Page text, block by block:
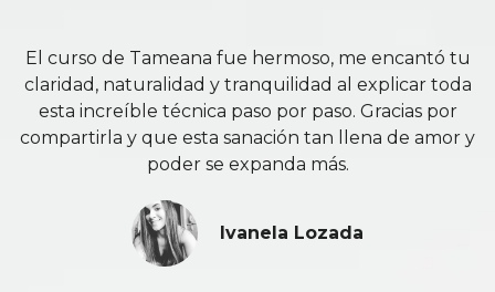
El curso de Tameana fue hermoso, me encantó tu
claridad, naturalidad y tranquilidad al explicar toda
esta increíble técnica paso por paso. Gracias por
compartirla y que esta sanación tan llena de amor y
poder se expanda más.
Ivanela Lozada